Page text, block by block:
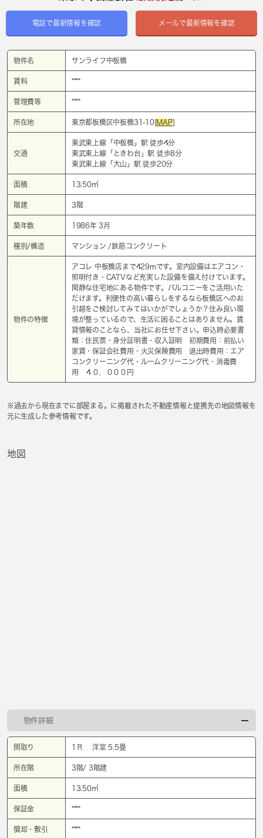
電話で最新情報を確認 メールで最新情報を確認
物件名 サンライフ中板橋
賃料 ****
管理費等 ****
所在地 東京都板橋区中板橋31-10[MAP]
交通
東武東上線「 中板橋」駅 徒歩4分
東武東上線「 ときわ台 」駅 徒歩8分
東武東上線「 大山 」駅 徒歩20分
面積 13.50㎡
階建 3階
築年数 1986年 3月
種別/構造 マンション /鉄筋コンクリート
物件の特徴
アコレ 中板橋店まで429mです。室内設備はエアコン・
照明付き・CATVなど充実した設備を備え付けています。
閑静な住宅地にある物件です。バルコニーをご活用いた
だけます。利便性の高い暮らしをするなら板橋区へのお
引越をご検討してみてはいかがでしょうか？住み良い環
境が整っているので、生活に困ることはありません。賃
貸情報のことなら、当社にお任せ下さい。申込時必要書
類：住民票・身分証明書・収入証明 初期費用：前払い
家賃・保証会社費用・火災保険費用 退出時費用：エア
コンクリーニング代・ルームクリーニング代・消毒費
用 ４０，０００円
※過去から現在までに部屋まる。に掲載された不動産情報と提携先の地図情報を
元に生成した参考情報です。
地図
物件詳細
間取り 1Ｒ 洋室 5.5畳
所在階 3階/ 3階建
面積 13.50㎡
保証金 ****
償却・敷引 ****